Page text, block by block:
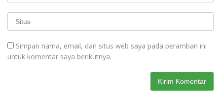
Simpan nama, email, dan situs web saya pada peramban ini
untuk komentar saya berikutnya.